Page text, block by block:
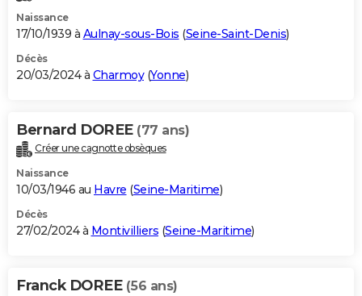
Naissance
17/10/1939 à Aulnay-sous-Bois (Seine-Saint-Denis)
Décès
20/03/2024 à Charmoy(Yonne)
Bernard DOREE (77 ans)
Créer une cagnotte obsèques
Naissance
10/03/1946 au Havre (Seine-Maritime)
Décès
27/02/2024 à Montivilliers (Seine-Maritime)
Franck DOREE (56 ans)